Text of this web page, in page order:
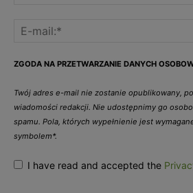
ZGODA NA PRZETWARZANIE DANYCH
Twój adres e-mail nie zostanie opublikowany,
wiadomości redakcji. Nie udostępnimy go
spamu. Pola, których wypełnienie jest
symbolem*.
I have read and accepted the